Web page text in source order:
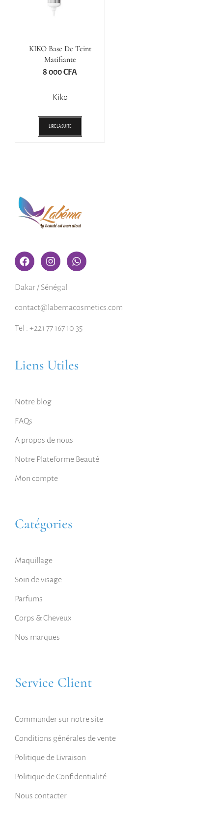
KIKO Base De Teint
Matifiante
8 000CFA
Kiko
LIRE LA SUITE
Dakar / Sénégal
contact@labemacosmetics.com
Tel : +221 77 167 10 35
Liens Utiles
Notre blog
FAQs
A propos de nous
Notre Plateforme Beauté
Mon compte
Catégories
Maquillage
Soin de visage
Parfums
Corps & Cheveux
Nos marques
Service Client
Commander sur notre site
Conditions générales de vente
Politique de Livraison
Politique de Confidentialité
Nous contacter